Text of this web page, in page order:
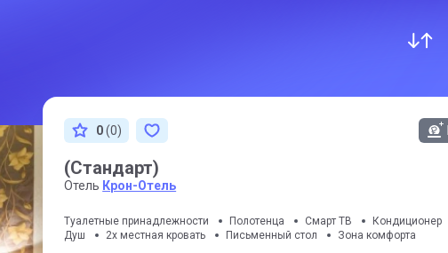
0(0)
(Стандарт)
Отель Крон-Отель
Туалетные принадлежности Полотенца Смарт ТВ Кондиционер
Душ
2х местная кровать Письменный стол Зона комфорта